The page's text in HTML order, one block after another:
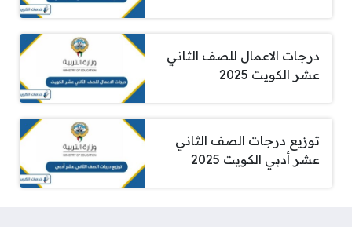
درجات الاعمال للصف الثاني
عشر الكويت 2025
توزيع درجات الصف الثاني
عشر أدبي الكويت 2025